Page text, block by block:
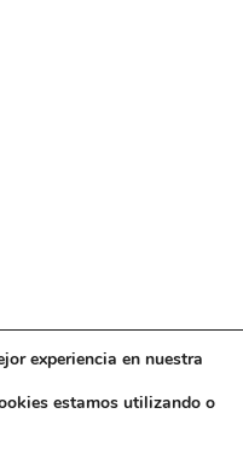
desarrollado por Elba
experiencia en nuestra
estamos utilizando o